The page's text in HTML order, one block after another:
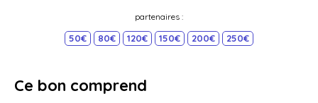
partenaires :
50€ 80€ 120€ 150€ 200€ 250€
Ce bon comprend